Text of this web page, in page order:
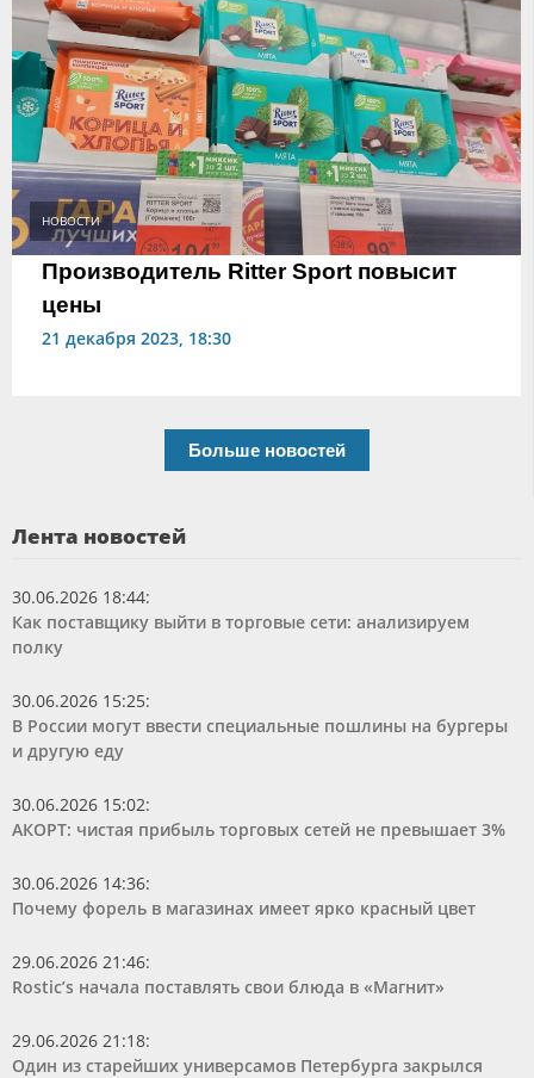
НОВОСТИ
Производитель Ritter Sport повысит
цены
21 декабря 2023, 18:30
Больше новостей
Лента новостей
30.06.2026 18:44:
Как поставщику выйти в торговые сети: анализируем
полку
30.06.2026 15:25:
В России могут ввести специальные пошлины на бургеры
и другую еду
30.06.2026 15:02:
АКОРТ: чистая прибыль торговых сетей не превышает 3%
30.06.2026 14:36:
Почему форель в магазинах имеет ярко красный цвет
29.06.2026 21:46:
Rostic’s начала поставлять свои блюда в «Магнит»
29.06.2026 21:18:
Один из старейших универсамов Петербурга закрылся